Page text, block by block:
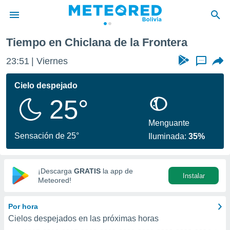
de
ha
calidad.
a este
las
y
digital
basada
Tiempo en Chiclana de la Frontera
23:51 Viernes ...
Cielo despejado
25°
Sensación de 25°
Menguante
Iluminada:35%
¡Descarga GRATIS la app de
Meteored!
Instalar
Por hora
Cielos despejados en las próximas horas